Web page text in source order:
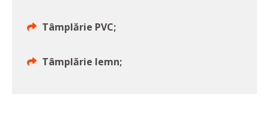
Tâmplărie PVC;
Tâmplărie lemn;